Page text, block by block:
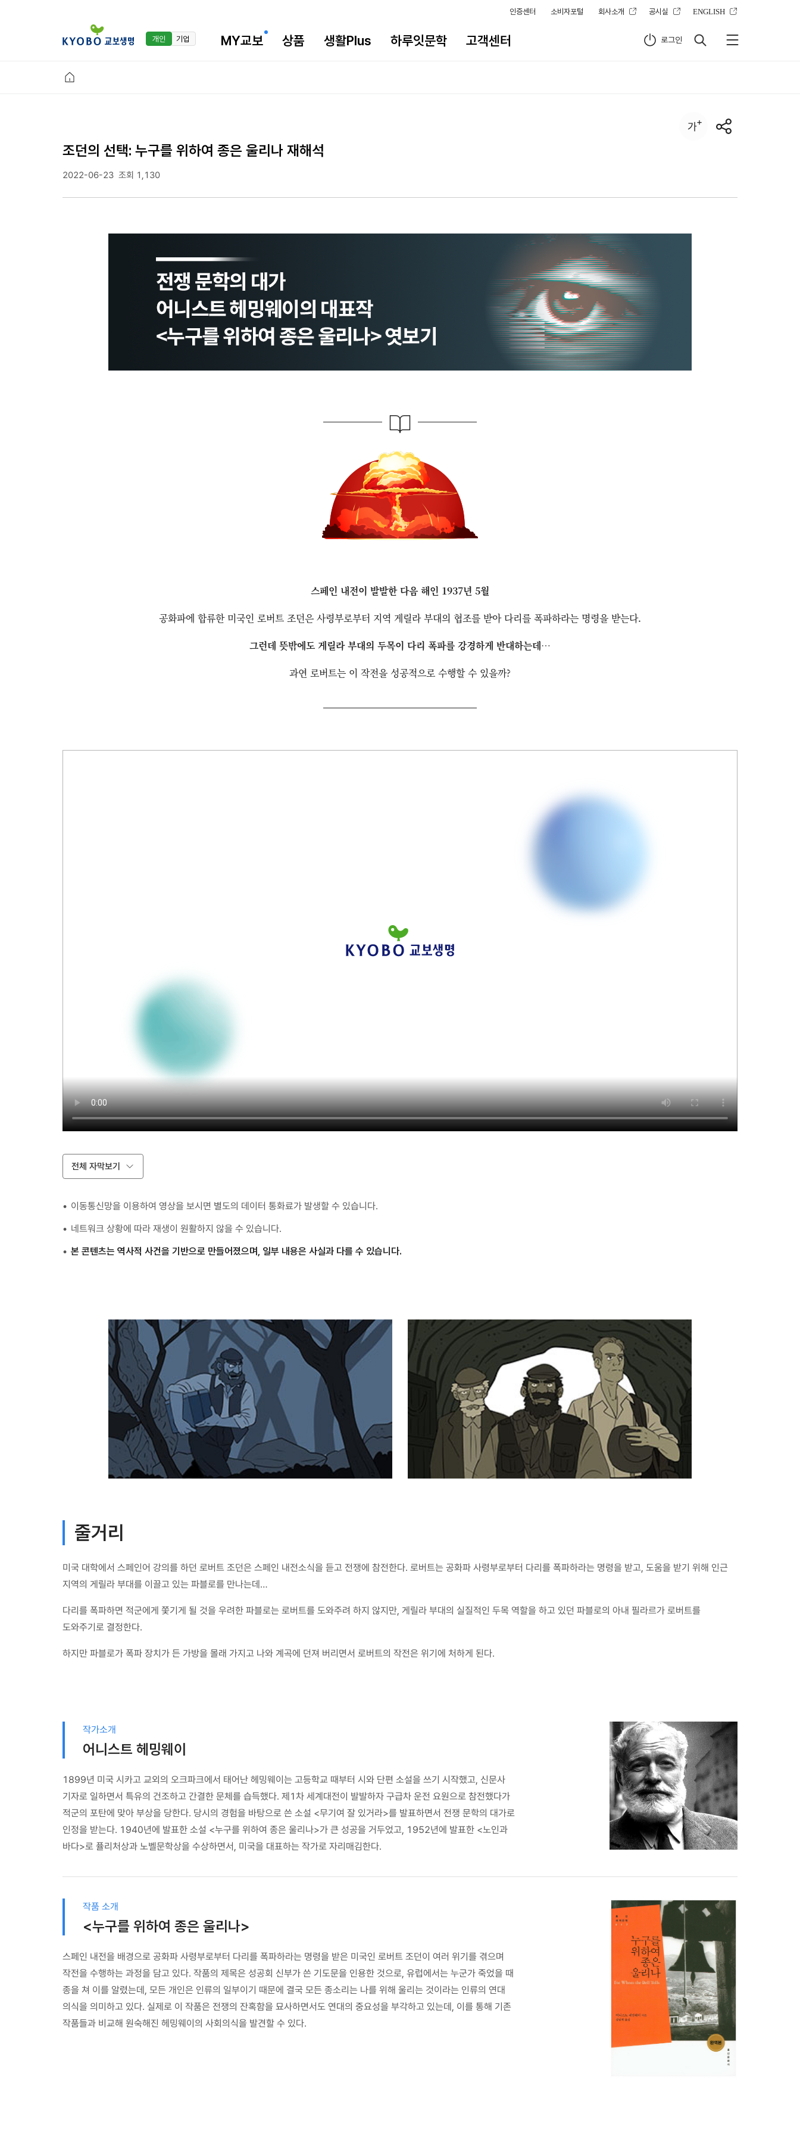
인증센터 소비자포털 회사소개 공시실 ENGLISH
개인 기업 MY교보 상품 생활Plus 하루잇문학 고객센터 로그인
조던의 선택: 누구를 위하여 종은 울리나 재해석
2022-06-23 조회 1,130
스페인 내전이 발발한 다음 해인 1937년 5월
공화파에 합류한 미국인 로버트 조던은 사령부로부터 지역 게릴라 부대의 협조를 받아 다리를 폭파하라는 명령을 받는다.
그런데 뜻밖에도 게릴라 부대의 두목이 다리 폭파를 강경하게 반대하는데…
과연 로버트는 이 작전을 성공적으로 수행할 수 있을까?
전체 자막보기
이동통신망을 이용하여 영상을 보시면 별도의 데이터 통화료가 발생할 수 있습니다.
네트워크 상황에 따라 재생이 원활하지 않을 수 있습니다.
본 콘텐츠는 역사적 사건을 기반으로 만들어졌으며, 일부 내용은 사실과 다를 수 있습니다.
줄거리
미국 대학에서 스페인어 강의를 하던 로버트 조던은 스페인 내전소식을 듣고 전쟁에 참전한다. 로버트는 공화파 사령부로부터 다리를 폭파하라는 명령을 받고, 도움을 받기 위해 인근
지역의 게릴라 부대를 이끌고 있는 파블로를 만나는데…
다리를 폭파하면 적군에게 쫓기게 될 것을 우려한 파블로는 로버트를 도와주려 하지 않지만, 게릴라 부대의 실질적인 두목 역할을 하고 있던 파블로의 아내 필라르가 로버트를
도와주기로 결정한다.
하지만 파블로가 폭파 장치가 든 가방을 몰래 가지고 나와 계곡에 던져 버리면서 로버트의 작전은 위기에 처하게 된다.
작가소개
어니스트 헤밍웨이
1899년 미국 시카고 교외의 오크파크에서 태어난 헤밍웨이는 고등학교 때부터 시와 단편 소설을 쓰기 시작했고, 신문사
기자로 일하면서 특유의 건조하고 간결한 문체를 습득했다. 제1차 세계대전이 발발하자 구급차 운전 요원으로 참전했다가
적군의 포탄에 맞아 부상을 당한다. 당시의 경험을 바탕으로 쓴 소설 <무기여 잘 있거라>를 발표하면서 전쟁 문학의 대가로
인정을 받는다. 1940년에 발표한 소설 <누구를 위하여 종은 울리나>가 큰 성공을 거두었고, 1952년에 발표한 <노인과
바다>로 퓰리처상과 노벨문학상을 수상하면서, 미국을 대표하는 작가로 자리매김한다.
작품 소개
<누구를 위하여 종은 울리나>
스페인 내전을 배경으로 공화파 사령부로부터 다리를 폭파하라는 명령을 받은 미국인 로버트 조던이 여러 위기를 겪으며
작전을 수행하는 과정을 담고 있다. 작품의 제목은 성공회 신부가 쓴 기도문을 인용한 것으로, 유럽에서는 누군가 죽었을 때
종을 쳐 이를 알렸는데, 모든 개인은 인류의 일부이기 때문에 결국 모든 종소리는 나를 위해 울리는 것이라는 인류의 연대
의식을 의미하고 있다. 실제로 이 작품은 전쟁의 잔혹함을 묘사하면서도 연대의 중요성을 부각하고 있는데, 이를 통해 기존
작품들과 비교해 원숙해진 헤밍웨이의 사회의식을 발견할 수 있다.